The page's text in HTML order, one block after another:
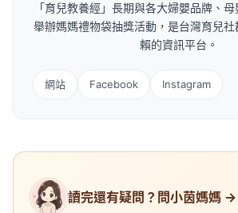
「育兒教養經」長期與各大婦嬰品牌、
舉辦媽媽禮物袋抽獎活動，是台灣育兒
賴的資訊平台。
網站 Facebook Instagram
讀完還有疑問？問小茵媽媽 →